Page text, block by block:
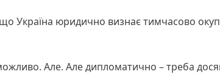
Україна юридично визнає тимчасово
Але. Але дипломатично – треба